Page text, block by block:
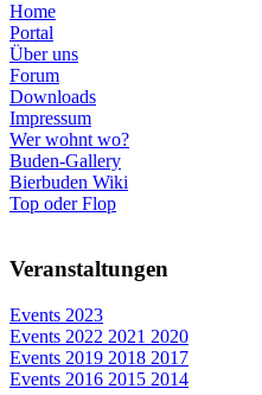
Home
Portal
Über uns
Forum
Downloads
Impressum
Wer wohnt wo?
Buden-Gallery
Bierbuden Wiki
Top oder Flop
Veranstaltungen
Events 2023
Events 2022 2021 2020
Events 2019 2018 2017
Events 2016 2015 2014